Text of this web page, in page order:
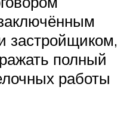
застройщиком,
полный
работы